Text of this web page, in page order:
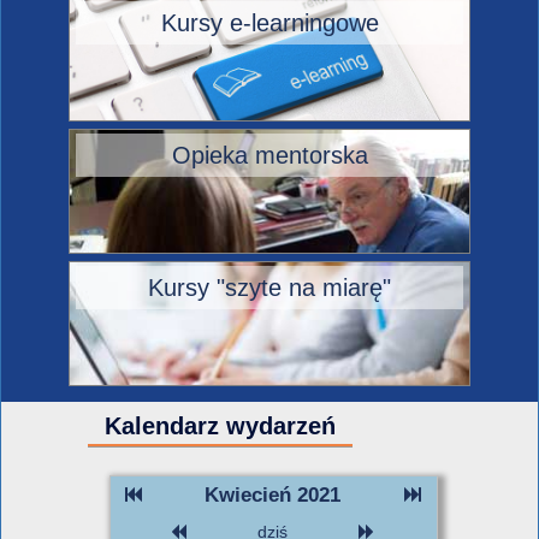
Kursy e-learningowe
Opieka mentorska
Kursy "szyte na miarę"
Kalendarz wydarzeń
Kwiecień 2021
dziś